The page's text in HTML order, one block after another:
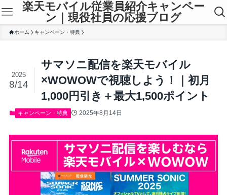
楽天モバイル従業員紹介キャンペー
ン｜現役社員の応援ブログ
ホーム キャンペーン・特典
サマソニ配信を楽天モバイル
×WOWOWで視聴しよう！｜初月
1,000円引き＋最大1,500ポイント
2025
8/14
キャンペーン・特典 2025年8月14日